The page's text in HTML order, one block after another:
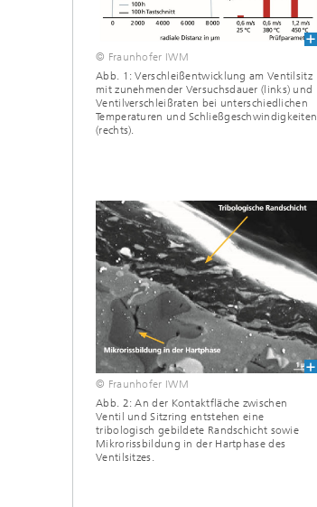
© Fraunhofer IWM
Abb. 1: Verschleißentwicklung am Ventilsitz
mit zunehmender Versuchsdauer (links) und
Ventilverschleißraten bei unterschiedlichen
Temperaturen und Schließgeschwindigkeiten
(rechts).
© Fraunhofer IWM
Abb. 2: An der Kontaktfläche zwischen
Ventil und Sitzring entstehen eine
tribologisch gebildete Randschicht sowie
Mikrorissbildung in der Hartphase des
Ventilsitzes.